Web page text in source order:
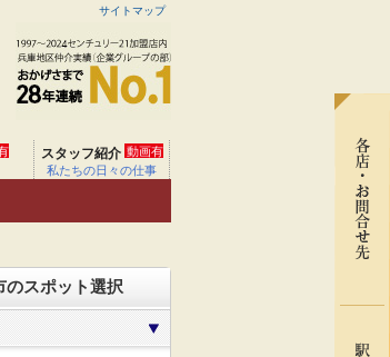
サイトマップ
スタッフ紹介 動画有
私たちの日々の仕事
のスポット選択